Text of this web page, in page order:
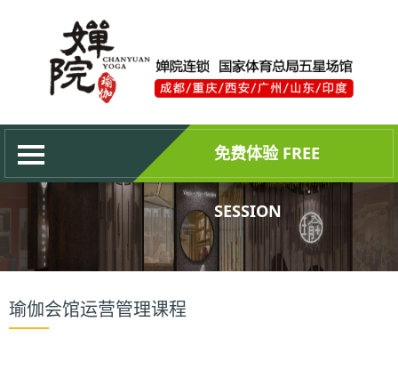
关于婵院
最新动态
培训中心
合作共赢
成为会员
权威证书
联系我们
免费体验 FREE
SESSION
瑜伽会馆运营管理课程